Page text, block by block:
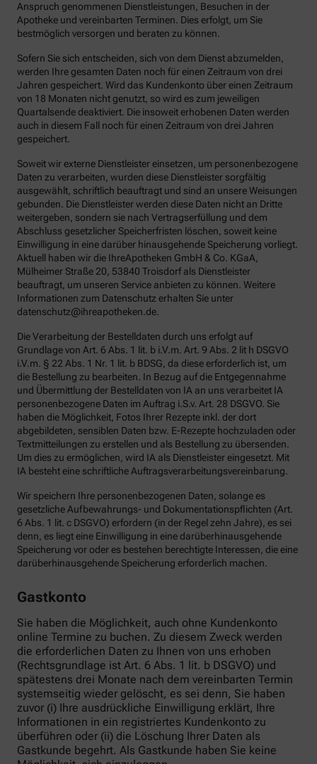
Anspruch genommenen Dienstleistungen, Besuchen in der
Apotheke und vereinbarten Terminen. Dies erfolgt, um Sie
bestmöglich versorgen und beraten zu können.
Sofern Sie sich entscheiden, sich von dem Dienst abzumelden,
werden Ihre gesamten Daten noch für einen Zeitraum von drei
Jahren gespeichert. Wird das Kundenkonto über einen Zeitraum
von 18 Monaten nicht genutzt, so wird es zum jeweiligen
Quartalsende deaktiviert. Die insoweit erhobenen Daten werden
auch in diesem Fall noch für einen Zeitraum von drei Jahren
gespeichert.
Soweit wir externe Dienstleister einsetzen, um personenbezogene
Daten zu verarbeiten, wurden diese Dienstleister sorgfältig
ausgewählt, schriftlich beauftragt und sind an unsere Weisungen
gebunden. Die Dienstleister werden diese Daten nicht an Dritte
weitergeben, sondern sie nach Vertragserfüllung und dem
Abschluss gesetzlicher Speicherfristen löschen, soweit keine
Einwilligung in eine darüber hinausgehende Speicherung vorliegt.
Aktuell haben wir die IhreApotheken GmbH & Co. KGaA,
Mülheimer Straße 20, 53840 Troisdorf als Dienstleister
beauftragt, um unseren Service anbieten zu können. Weitere
Informationen zum Datenschutz erhalten Sie unter
datenschutz@ihreapotheken.de.
Die Verarbeitung der Bestelldaten durch uns erfolgt auf
Grundlage von Art. 6 Abs. 1 lit. b i.V.m. Art. 9 Abs. 2 lit h DSGVO
i.V.m. § 22 Abs. 1 Nr. 1 lit. b BDSG, da diese erforderlich ist, um
die Bestellung zu bearbeiten. In Bezug auf die Entgegennahme
und Übermittlung der Bestelldaten von IA an uns verarbeitet IA
personenbezogene Daten im Auftrag i.S.v. Art. 28 DSGVO. Sie
haben die Möglichkeit, Fotos Ihrer Rezepte inkl. der dort
abgebildeten, sensiblen Daten bzw. E-Rezepte hochzuladen oder
Textmitteilungen zu erstellen und als Bestellung zu übersenden.
Um dies zu ermöglichen, wird IA als Dienstleister eingesetzt. Mit
IA besteht eine schriftliche Auftragsverarbeitungsvereinbarung.
Wir speichern Ihre personenbezogenen Daten, solange es
gesetzliche Aufbewahrungs- und Dokumentationspflichten (Art.
6 Abs. 1 lit. c DSGVO) erfordern (in der Regel zehn Jahre), es sei
denn, es liegt eine Einwilligung in eine darüberhinausgehende
Speicherung vor oder es bestehen berechtigte Interessen, die eine
darüberhinausgehende Speicherung erforderlich machen.
Gastkonto
Sie haben die Möglichkeit, auch ohne Kundenkonto
online Termine zu buchen. Zu diesem Zweck werden
die erforderlichen Daten zu Ihnen von uns erhoben
(Rechtsgrundlage ist Art. 6 Abs. 1 lit. b DSGVO) und
spätestens drei Monate nach dem vereinbarten Termin
systemseitig wieder gelöscht, es sei denn, Sie haben
zuvor (i) Ihre ausdrückliche Einwilligung erklärt, Ihre
Informationen in ein registriertes Kundenkonto zu
überführen oder (ii) die Löschung Ihrer Daten als
Gastkunde begehrt. Als Gastkunde haben Sie keine